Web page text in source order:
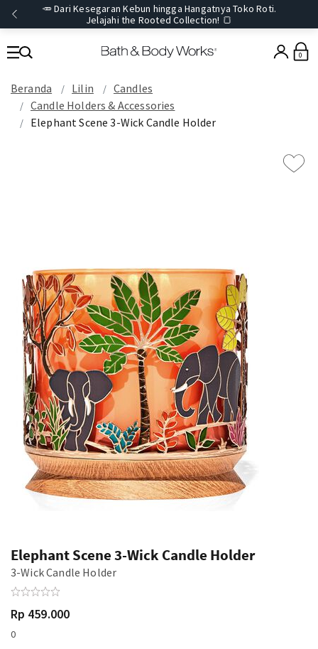
🥕 Dari Kesegaran Kebun hingga Hangatnya Toko Roti.
Jelajahi the Rooted Collection! 🍞
0
Beranda Lilin
Candles
Candle Holders & Accessories
Elephant Scene 3-Wick Candle Holder
Elephant Scene 3-Wick Candle Holder
3-Wick Candle Holder
Rp 459.000
0